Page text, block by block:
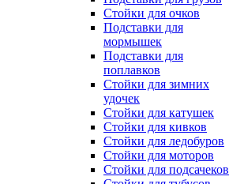
Стойки для очков
Подставки для
мормышек
Подставки для
поплавков
Стойки для зимних
удочек
Стойки для катушек
Стойки для кивков
Стойки для ледобуров
Стойки для моторов
Стойки для подсачеков